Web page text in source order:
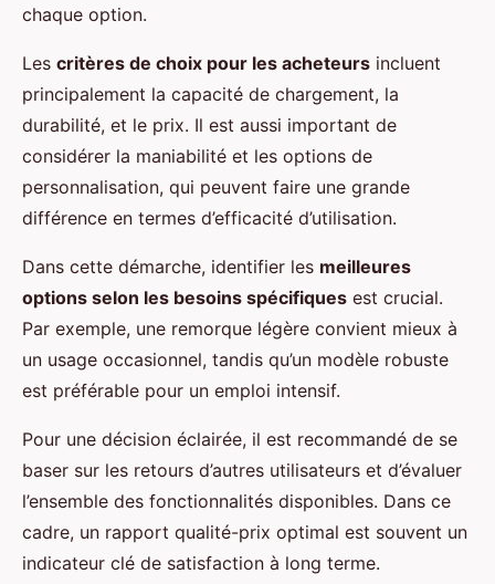
chaque option.
Les critères de choix pour les acheteurs incluent
principalement la capacité de chargement, la
durabilité, et le prix. Il est aussi important de
considérer la maniabilité et les options de
personnalisation, qui peuvent faire une grande
différence en termes d’efficacité d’utilisation.
Dans cette démarche, identifier les meilleures
options selon les besoins spécifiques est crucial.
Par exemple, une remorque légère convient mieux à
un usage occasionnel, tandis qu’un modèle robuste
est préférable pour un emploi intensif.
Pour une décision éclairée, il est recommandé de se
baser sur les retours d’autres utilisateurs et d’évaluer
l’ensemble des fonctionnalités disponibles. Dans ce
cadre, un rapport qualité-prix optimal est souvent un
indicateur clé de satisfaction à long terme.